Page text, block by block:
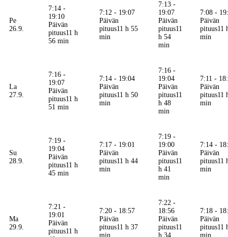
Pe
26.9.
7:14 -
19:10
Päivän
pituus11 h
56 min
7:12 - 19:07
Päivän
pituus11 h 55
min
7:13 -
19:07
Päivän
pituus11
h 54
min
7:08 -
Päivän
pituus11
min
La
27.9.
7:16 -
19:07
Päivän
pituus11 h
51 min
7:14 - 19:04
Päivän
pituus11 h 50
min
7:16 -
19:04
Päivän
pituus11
h 48
min
7:11 -
Päivän
pituus11
min
Su
28.9.
7:19 -
19:04
Päivän
pituus11 h
45 min
7:17 - 19:01
Päivän
pituus11 h 44
min
7:19 -
19:00
Päivän
pituus11
h 41
min
7:14 -
Päivän
pituus11
min
Ma
29.9.
7:21 -
19:01
Päivän
pituus11 h
7:20 - 18:57
Päivän
pituus11 h 37
min
7:22 -
18:56
Päivän
pituus11
h 34
7:18 -
Päivän
pituus11
min